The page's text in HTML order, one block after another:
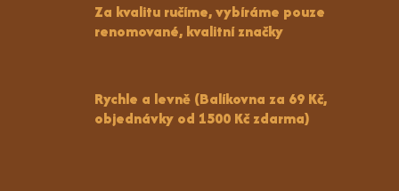
Za kvalitu ručíme, vybíráme pouze
renomované, kvalitní značky
Rychle a levně (Balíkovna za 69 Kč,
objednávky od 1500 Kč zdarma)